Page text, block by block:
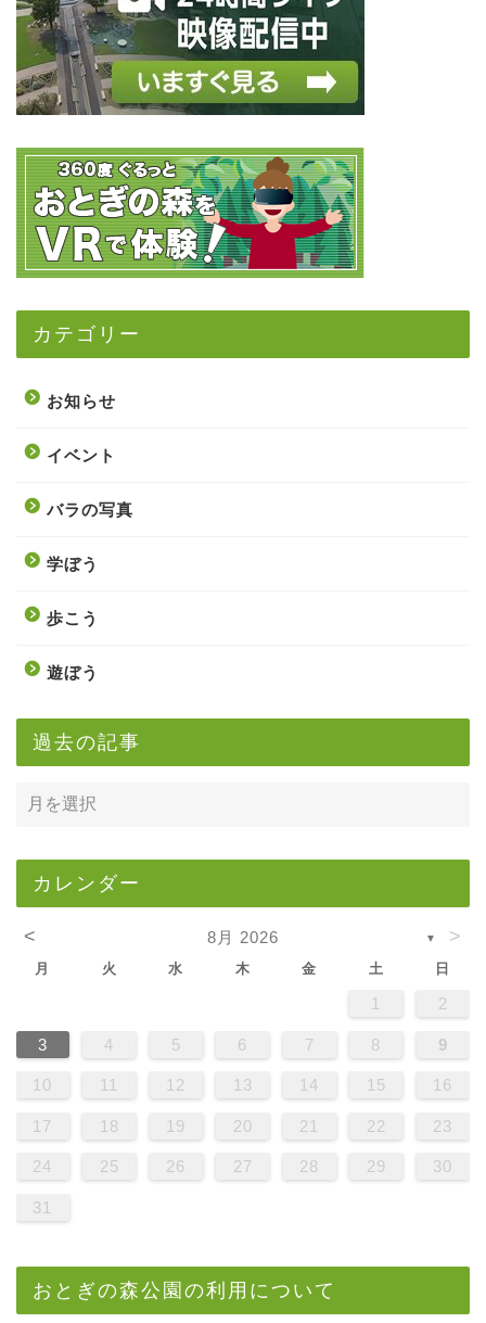
カテゴリー
お知らせ
イベント
バラの写真
学ぼう
歩こう
遊ぼう
過去の記事
カレンダー
< 8月 2026 ▼ >
月 火 水 木 金 土 日
1 2
3 4 5 6 7 8 9
10 11 12 13 14 15 16
17 18 19 20 21 22 23
24 25 26 27 28 29 30
31
おとぎの森公園の利用について